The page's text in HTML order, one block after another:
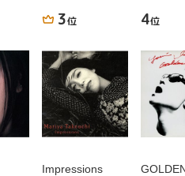
3位
Impressions
4位